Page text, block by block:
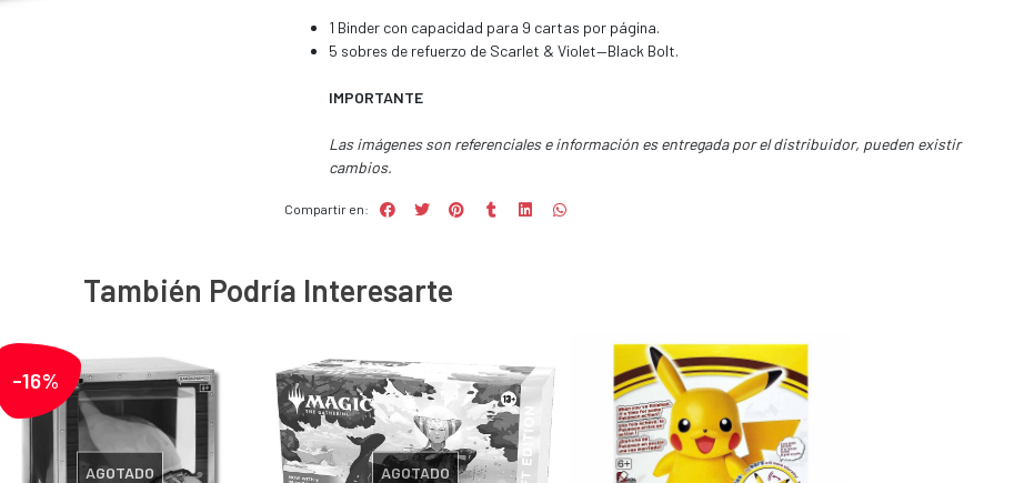
1 Binder con capacidad para 9 cartas por página.
5 sobres de refuerzo de Scarlet & Violet—Black Bolt.
IMPORTANTE
Las imágenes son referenciales e información es entregada por el distribuidor, pueden existir
cambios.
Compartir en:
También Podría Interesarte
-16%
AGOTADO AGOTADO